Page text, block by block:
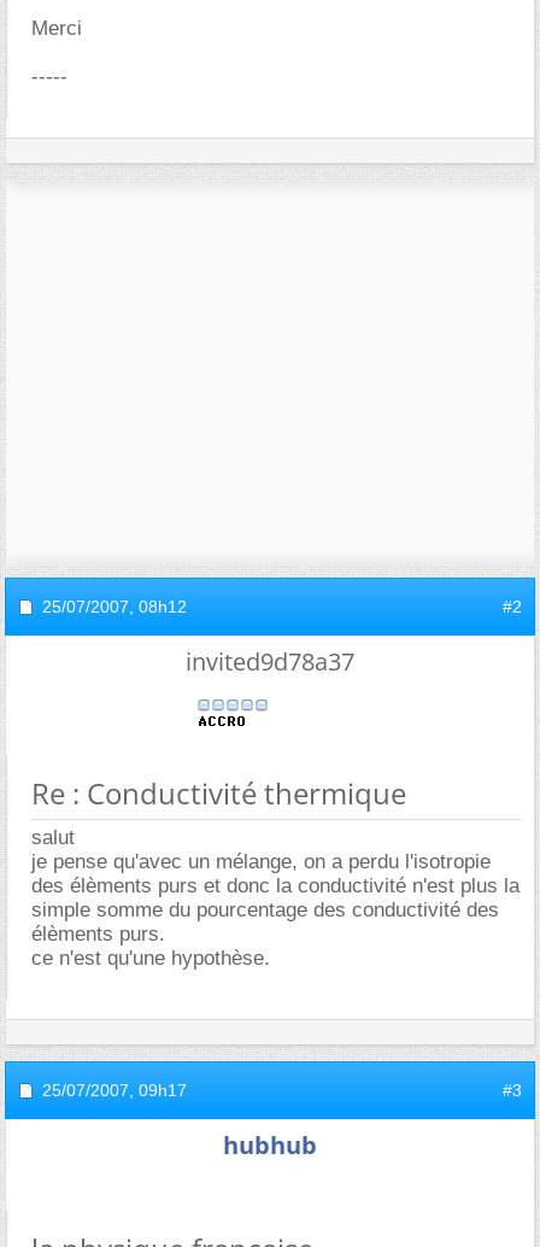
Merci
-----
25/07/2007, 08h12 #2
invited9d78a37
Re : Conductivité thermique
salut
je pense qu'avec un mélange, on a perdu l'isotropie
des élèments purs et donc la conductivité n'est plus la
simple somme du pourcentage des conductivité des
élèments purs.
ce n'est qu'une hypothèse.
25/07/2007, 09h17 #3
hubhub